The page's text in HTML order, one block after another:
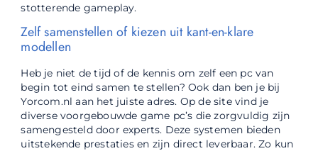
stotterende gameplay.
Zelf samenstellen of kiezen uit kant-en-klare
modellen
Heb je niet de tijd of de kennis om zelf een pc van
begin tot eind samen te stellen? Ook dan ben je bij
Yorcom.nl aan het juiste adres. Op de site vind je
diverse voorgebouwde game pc’s die zorgvuldig zijn
samengesteld door experts. Deze systemen bieden
uitstekende prestaties en zijn direct leverbaar. Zo kun